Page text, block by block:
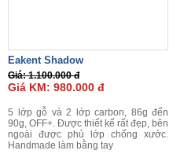
Eakent Shadow
Giá: 1.100.000 đ
Giá KM: 980.000 đ
5 lớp gỗ và 2 lớp carbon, 86g đến
90g, OFF+. Được thiết kế rất đẹp, bên
ngoài được phủ lớp chống xước.
Handmade làm bằng tay